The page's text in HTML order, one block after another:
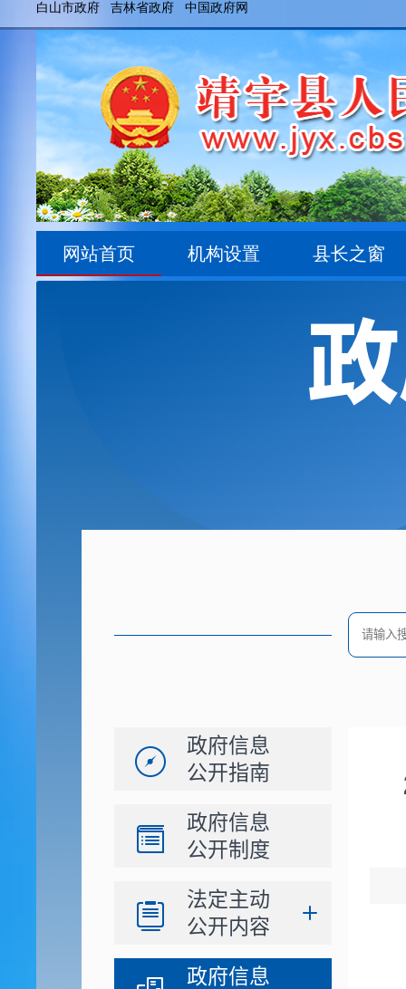
政府信息
公开指南
政府信息
公开制度
法定主动
公开内容
政府信息